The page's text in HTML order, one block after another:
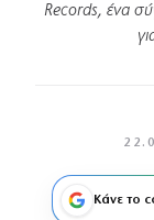
Records, ένα
Κάνε το